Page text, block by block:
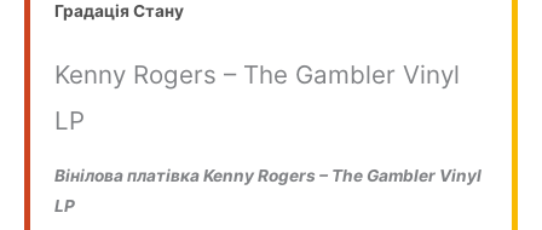
Градація Стану
Kenny Rogers – The Gambler Vinyl
LP
Вінілова платівка Kenny Rogers – The Gambler Vinyl
LP